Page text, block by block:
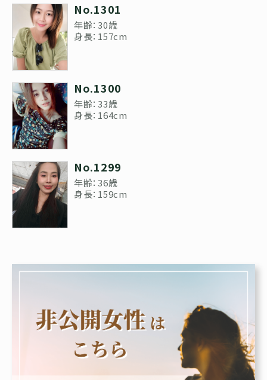
No.1301
年齢：30歳
身長：157cm
No.1300
年齢：33歳
身長：164cm
No.1299
年齢：36歳
身長：159cm